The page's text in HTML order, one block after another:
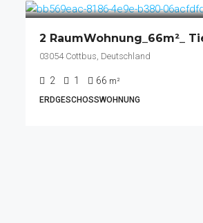
03054 Cottbus, Deutschland
2 1 66 m²
ERDGESCHOSSWOHNUNG